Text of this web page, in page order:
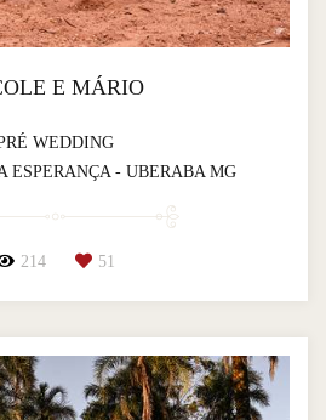
E MÁRIO
WEDDING
ESPERANÇA - UBERABA MG
214 51